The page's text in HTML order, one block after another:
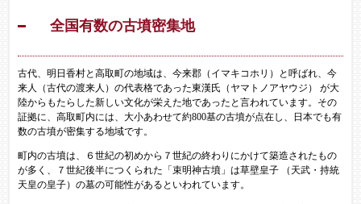
全国有数の古墳密集地
古代、明日香村と高取町の地域は、今来郡（イマキコホリ）と呼ばれ、今
来人（古代の渡来人）の代表格であった東漢氏（ヤマトノアヤウジ） が大
陸からもたらした新しい文化が栄えた地であったと言われています。その
証拠に、高取町内には、大小あわせて約800基の古墳が点在し、日本でも有
数の古墳が密集する地域です。
町内の古墳は、６世紀の初めから７世紀の終わりにかけて築造されたもの
が多く、７世紀後半につくられた「束明神古墳」は草壁皇子 （天武・持統
天皇の皇子）の墓の可能性があるといわれています。